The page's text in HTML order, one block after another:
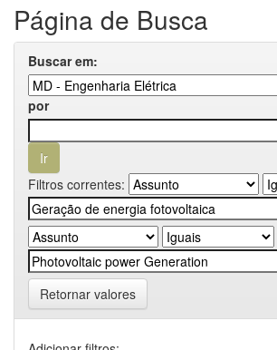
Página de Busca
Buscar em:
por
Filtros correntes:
Retornar valores